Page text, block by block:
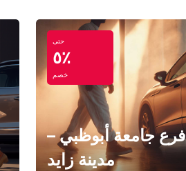
حتى
٥٪
خصم
فرع جامعة أبوظبي –
مدينة زايد